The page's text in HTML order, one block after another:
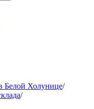
Белой Холунице/
/